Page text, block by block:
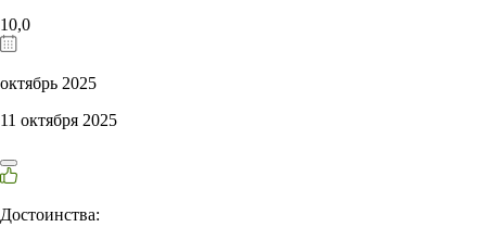
10,0
октябрь 2025
11 октября 2025
Достоинства: